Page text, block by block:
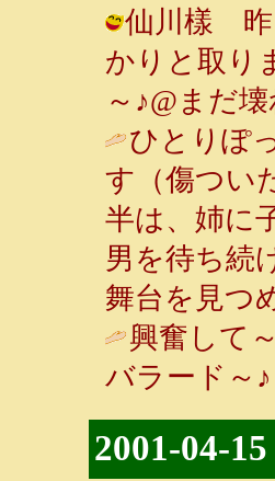
仙川樣 昨
かりと取り
～♪@まだ
ひとりぽ
す（傷つい
半は、姉に
男を待ち続
舞台を見つ
興奮して
バラード～
2001-04-